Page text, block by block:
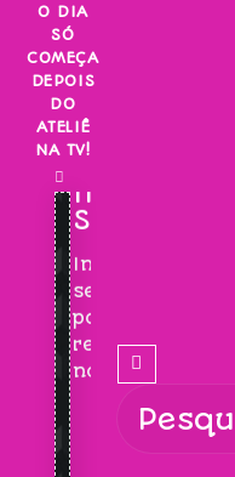
Skip
content
O DIA
SÓ
COMEÇA
DEPOIS
DO
ATELIÊ
NA TV!
INSCREVA-
SE!
Inscreva-
se
para
receber
novidades!